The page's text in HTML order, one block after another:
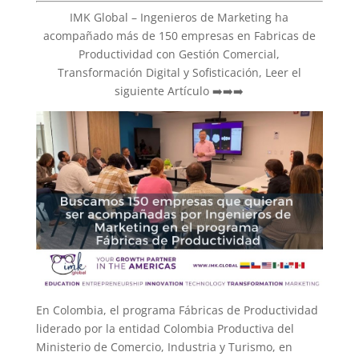
IMK Global – Ingenieros de Marketing ha
acompañado más de 150 empresas en Fabricas de
Productividad con Gestión Comercial,
Transformación Digital y Sofisticación, Leer el
siguiente Artículo ➡️➡️➡️
En Colombia, el programa Fábricas de Productividad
liderado por la entidad Colombia Productiva del
Ministerio de Comercio, Industria y Turismo, en